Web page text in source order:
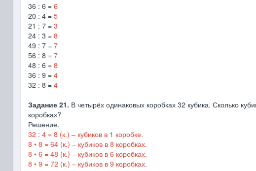
36 : 6 = 6
20 : 4 = 5
21 : 7 =3
24 : 3 = 8
49 : 7 = 7
56 : 8 = 7
48 : 6 = 8
36 : 9 = 4
32 : 8 = 4
Задание 21. В четырёх одинаковых коробках 32 кубика. Сколько
коробках?
Решение.
32 : 4 = 8 (к.) – кубиков в 1 коробке.
8 • 8 = 64 (к.) – кубиков в 8 коробках.
8 • 6 = 48 (к.) – кубиков в 6 коробках.
8 • 9 = 72 (к.) – кубиков в 9 коробках.